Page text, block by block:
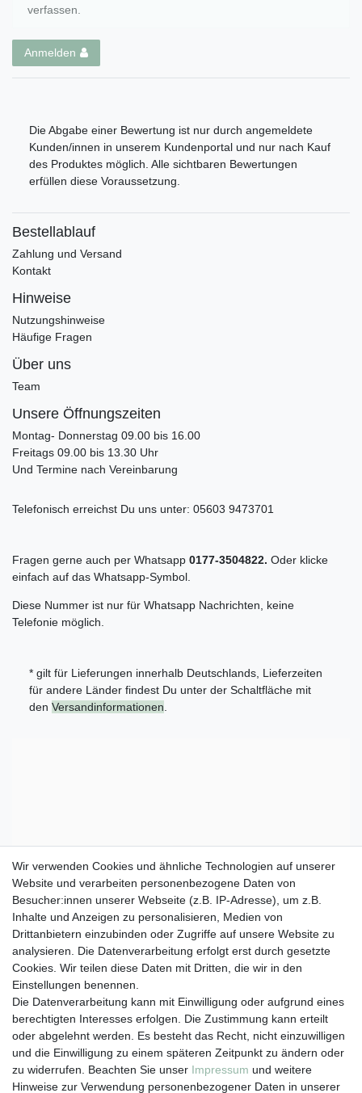
verfassen.
Anmelden
Die Abgabe einer Bewertung ist nur durch angemeldete
Kunden/innen in unserem Kundenportal und nur nach Kauf
des Produktes möglich. Alle sichtbaren Bewertungen
erfüllen diese Voraussetzung.
Bestellablauf
Zahlung und Versand
Kontakt
Hinweise
Nutzungshinweise
Häufige Fragen
Über uns
Team
Unsere Öffnungszeiten
Montag- Donnerstag 09.00 bis 16.00
Freitags 09.00 bis 13.30 Uhr
Und Termine nach Vereinbarung
Telefonisch erreichst Du uns unter: 05603 9473701
Fragen gerne auch per Whatsapp 0177-3504822. Oder klicke
einfach auf das Whatsapp-Symbol.
Diese Nummer ist nur für Whatsapp Nachrichten, keine
Telefonie möglich.
* gilt für Lieferungen innerhalb Deutschlands, Lieferzeiten
für andere Länder findest Du unter der Schaltfläche mit
den Versandinformationen
Wir verwenden Cookies und ähnliche Technologien auf unserer
Website und verarbeiten personenbezogene Daten von
Besucher:innen unserer Webseite (z.B. IP-Adresse), um z.B.
Inhalte und Anzeigen zu personalisieren, Medien von
Drittanbietern einzubinden oder Zugriffe auf unsere Website zu
analysieren. Die Datenverarbeitung erfolgt erst durch gesetzte
Cookies. Wir teilen diese Daten mit Dritten, die wir in den
Einstellungen benennen.
Die Datenverarbeitung kann mit Einwilligung oder aufgrund eines
berechtigten Interesses erfolgen. Die Zustimmung kann erteilt
oder abgelehnt werden. Es besteht das Recht, nicht einzuwilligen
und die Einwilligung zu einem späteren Zeitpunkt zu ändern oder
zu widerrufen. Beachten Sie unser Impressum und weitere
Hinweise zur Verwendung personenbezogener Daten in unserer